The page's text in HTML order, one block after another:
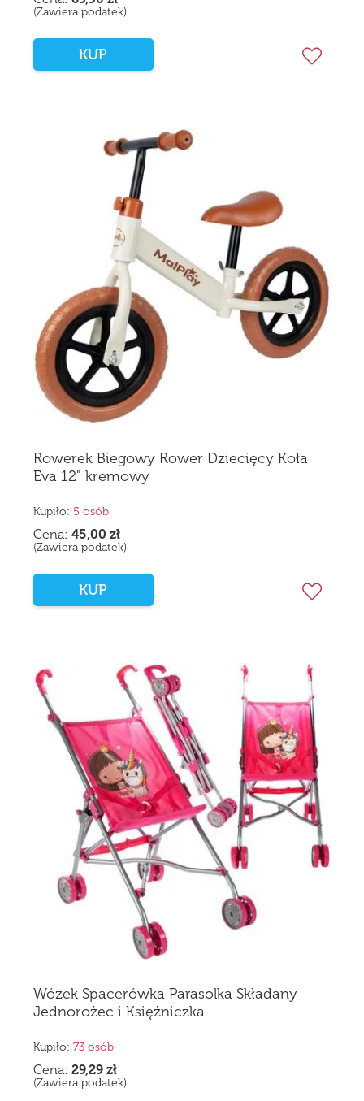
(Zawiera podatek)
KUP
Rowerek Biegowy Rower Dziecięcy Koła
Eva 12" kremowy
Kupiło: 5 osób
Cena: 45,00 zł
(Zawiera podatek)
KUP
Wózek Spacerówka Parasolka Składany
Jednorożec i Księżniczka
Kupiło: 73 osób
Cena: 29,29 zł
(Zawiera podatek)